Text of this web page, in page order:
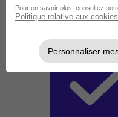
Pour en savoir plus, consultez
Politique relative aux cookies
Personnaliser